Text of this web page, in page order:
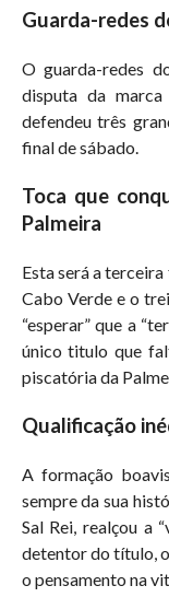
Guarda-redes
O guarda-redes
disputa da
defendeu três
final de sábado.
Toca que
Palmeira
Esta será a
Cabo Verde e o
“esperar” que a
único titulo que
piscatória da
Qualificação
A formação
sempre da sua
Sal Rei, realçou a
detentor do título,
o pensamento na